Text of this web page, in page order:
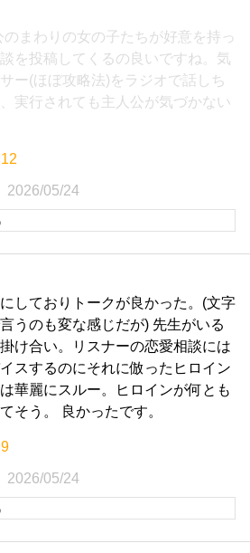
のまわりの女の子たちが好意を持っ
を投稿してくるの良いですね。気
ー(ほぼ攻略法)をラジオで話しち
実行されても主人公が気づかない
2026/05/24
しておりトークが良かった。(文字
うのも変な感じだが) 先生がいる
け合い。リスナーの恋愛相談には
スするのにそれに倣ったヒロイン
華麗にスルー。ヒロインが何とも
そう。 良かったです。
2026/05/24